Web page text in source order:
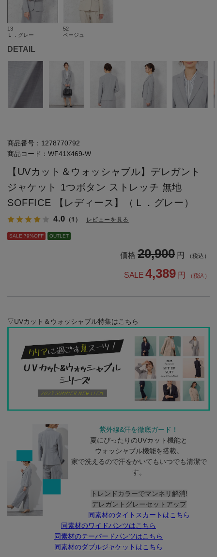
13
Ｌ．グレー
52
ベージュ
DETAIL
商品番号： 1278770792
商品コード： WF41X469-W
【UVカット＆ウォッシャブル】デレガント
ジャケット 1つボタン ストレッチ 無地
SOFFICE 【レディース】（Ｌ．グレー）
4.0 （1） レビューを見る
SALE 79%OFF OUTLET
価格 20,900 円 （税込）
SALE 4,389 円 （税込）
▽UVカット＆ウォッシャブル特集はこちら
紫外線&汗を徹底ガード！
夏にぴったりのUVカット機能と
ウォッシャブル機能を搭載。
家で洗えるので汗をかいてもいつでも清潔で
す。
トレンドカラーでマンネリ解消!
デレガントグレーセットアップ
同素材のタイトスカートはこちら
同素材のワイドパンツはこちら
同素材のテーパードパンツはこちら
同素材のダブルジャケットはこちら